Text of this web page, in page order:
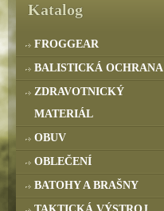
Katalog
FROGGEAR
BALISTICKÁ OCHRANA
ZDRAVOTNICKÝ
MATERIÁL
OBUV
OBLEČENÍ
BATOHY A BRAŠNY